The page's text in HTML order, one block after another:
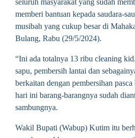
memberi bantuan kepada saudara-
musibah yang cukup besar di
Bulang, Rabu (29/5/2024).
“Ini ada totalnya 13 ribu cleaning
sapu, pembersih lantai dan
berkaitan dengan pembersihan
hari ini barang-barangnya sudah
sambungnya.
Wakil Bupati (Wabup) Kutim itu